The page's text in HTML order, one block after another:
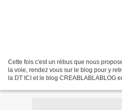
Cette fois c'est un rébus que nous
la voie, rendez vous sur le blog pour y
la DT ICI et le blog CREABLABLABLOG